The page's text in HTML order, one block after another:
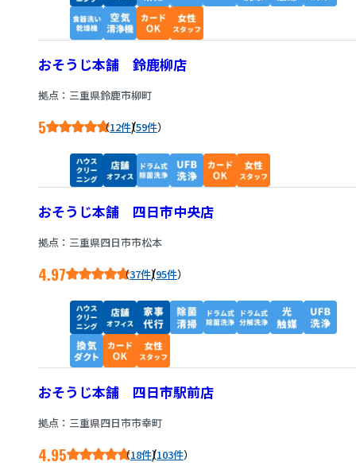
おそうじ本舗 鈴鹿柳店
拠点：三重県鈴鹿市柳町
5 12件/59件
おそうじ本舗 四日市中央店
拠点：三重県四日市市松本
4.97 37件/95件
おそうじ本舗 四日市駅前店
拠点：三重県四日市市幸町
4.95 18件/103件